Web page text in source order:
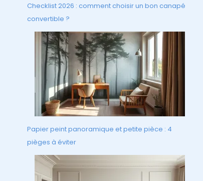
Checklist 2026 : comment choisir un bon canapé
convertible ?
Papier peint panoramique et petite pièce : 4
pièges à éviter